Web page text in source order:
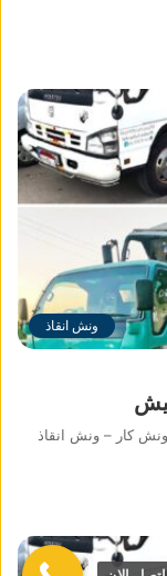
ونش انقاذ
كار – ونش انقاذ